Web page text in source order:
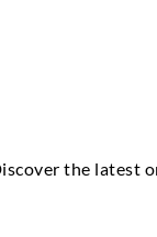
the latest